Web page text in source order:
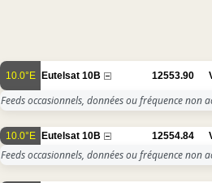
10.0°E Eutelsat 10B 12553.90
Feeds occasionnels, données ou fréquence non
10.0°E Eutelsat 10B 12554.84
Feeds occasionnels, données ou fréquence non